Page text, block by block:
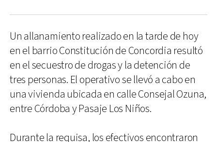
Un allanamiento realizado en la tarde de hoy
en el barrio Constitución de Concordia resultó
en el secuestro de drogas y la detención de
tres personas. El operativo se llevó a cabo en
una vivienda ubicada en calle Consejal Ozuna,
entre Córdoba y Pasaje Los Niños.
Durante la requisa, los efectivos encontraron